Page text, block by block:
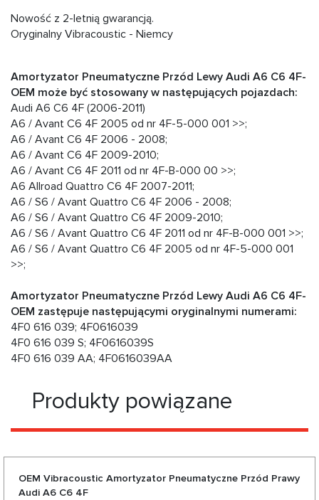
Nowość z 2-letnią gwarancją.
Oryginalny Vibracoustic - Niemcy
Amortyzator Pneumatyczne Przód Lewy Audi A6 C6 4F-
OEM może być stosowany w następujących pojazdach:
Audi A6 C6 4F (2006-2011)
A6 / Avant C6 4F 2005 od nr 4F-5-000 001 >>;
A6 / Avant C6 4F 2006 - 2008;
A6 / Avant C6 4F 2009-2010;
A6 / Avant C6 4F 2011 od nr 4F-B-000 00 >>;
A6 Allroad Quattro C6 4F 2007-2011;
A6 / S6 / Avant Quattro C6 4F 2006 - 2008;
A6 / S6 / Avant Quattro C6 4F 2009-2010;
A6 / S6 / Avant Quattro C6 4F 2011 od nr 4F-B-000 001 >>;
A6 / S6 / Avant Quattro C6 4F 2005 od nr 4F-5-000 001
>>;
Amortyzator Pneumatyczne Przód Lewy Audi A6 C6 4F-
OEM zastępuje następującymi oryginalnymi numerami:
4F0 616 039; 4F0616039
4F0 616 039 S; 4F0616039S
4F0 616 039 AA; 4F0616039AA
Produkty powiązane
OEM Vibracoustic Amortyzator Pneumatyczne Przód Prawy
Audi A6 C6 4F